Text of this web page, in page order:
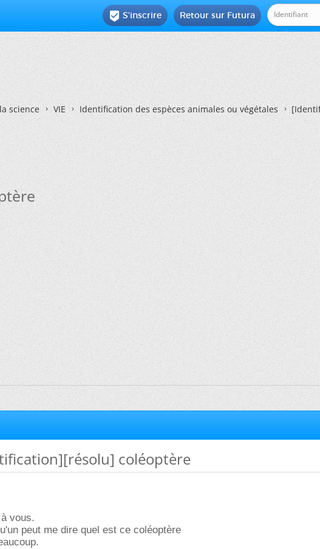
Retour sur Futura
 S'inscrire
science VIE Identification des espèces animales ou végétales
coléoptère
vous.
peut me dire quel est ce coléoptère